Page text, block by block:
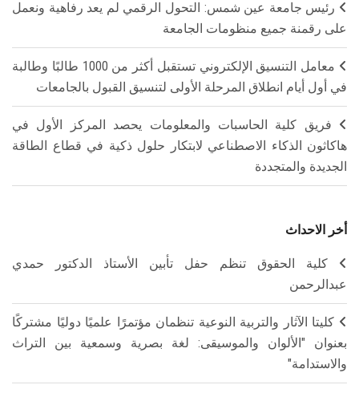
رئيس جامعة عين شمس: التحول الرقمي لم يعد رفاهية ونعمل
على رقمنة جميع منظومات الجامعة
معامل التنسيق الإلكتروني تستقبل أكثر من 1000 طالبًا وطالبة
في أول أيام انطلاق المرحلة الأولى لتنسيق القبول بالجامعات
فريق كلية الحاسبات والمعلومات يحصد المركز الأول في
هاكاثون الذكاء الاصطناعي لابتكار حلول ذكية في قطاع الطاقة
الجديدة والمتجددة
أخر الاحداث
كلية الحقوق تنظم حفل تأبين الأستاذ الدكتور حمدي
عبدالرحمن
كليتا الآثار والتربية النوعية تنظمان مؤتمرًا علميًا دوليًا مشتركًا
بعنوان "الألوان والموسيقى: لغة بصرية وسمعية بين التراث
والاستدامة"